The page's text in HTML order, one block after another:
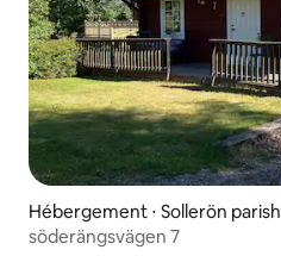
Hébergement ⋅ Sollerön parish
söderängsvägen 7